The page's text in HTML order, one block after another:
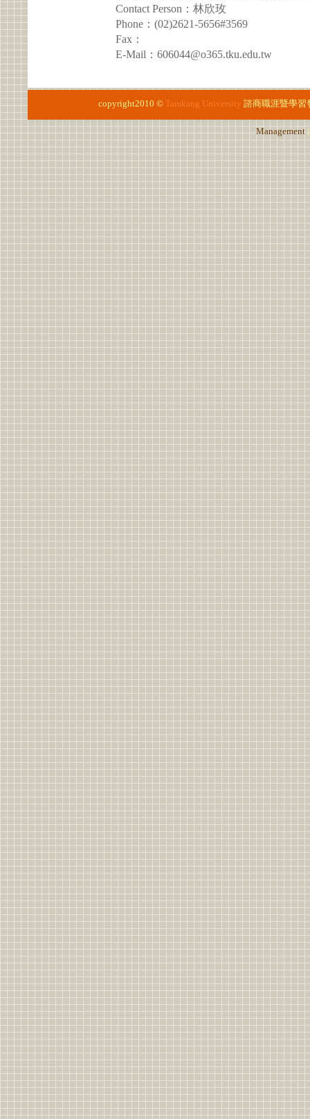
Contact Person：林欣玫
Phone：(02)2621-5656#3569
Fax：
E-Mail：606044@o365.tku.edu.tw
copyright2010 © Tamkang University 諮商職涯暨學習
Management